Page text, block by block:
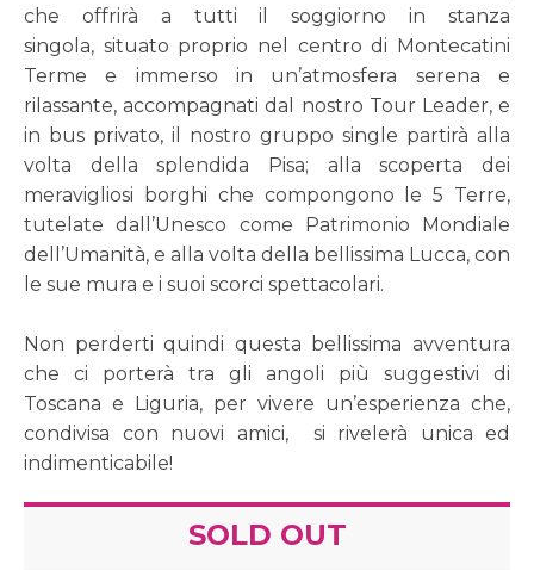
che offrirà a tutti il soggiorno in stanza
singola, situato proprio nel centro di Montecatini
Terme e immerso in un’atmosfera serena e
rilassante, accompagnati dal nostro Tour Leader, e
in bus privato, il nostro gruppo single partirà alla
volta della splendida Pisa; alla scoperta dei
meravigliosi borghi che compongono le 5 Terre,
tutelate dall’Unesco come Patrimonio Mondiale
dell’Umanità, e alla volta della bellissima Lucca, con
le sue mura e i suoi scorci spettacolari.
Non perderti quindi questa bellissima avventura
che ci porterà tra gli angoli più suggestivi di
Toscana e Liguria, per vivere un’esperienza che,
condivisa con nuovi amici, si rivelerà unica ed
indimenticabile!
SOLD OUT